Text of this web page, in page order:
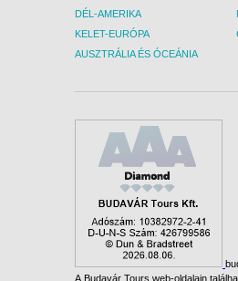
DÉL-AMERIKA
KELET-EURÓPA
AUSZTRÁLIA ÉS ÓCEÁNIA
A Budavár Tours web-oldalain